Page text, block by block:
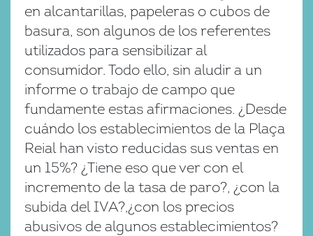
en alcantarillas, papeleras o cubos de
basura, son algunos de los referentes
utilizados para sensibilizar al
consumidor. Todo ello, sin aludir a un
informe o trabajo de campo que
fundamente estas afirmaciones. ¿Desde
cuándo los establecimientos de la Plaça
Reial han visto reducidas sus ventas en
un 15%? ¿Tiene eso que ver con el
incremento de la tasa de paro?, ¿con la
subida del IVA?,¿con los precios
abusivos de algunos establecimientos?